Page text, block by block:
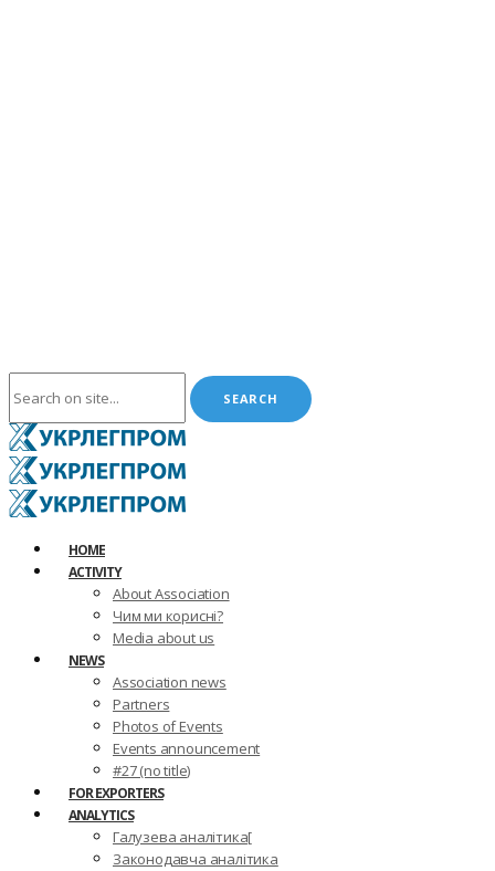
HOME
ACTIVITY
About Association
Чим ми корисні?
Media about us
NEWS
Association news
Partners
Photos of Events
Events announcement
#27 (no title)
FOR EXPORTERS
ANALYTICS
Галузева аналітика[
Законодавча аналітика